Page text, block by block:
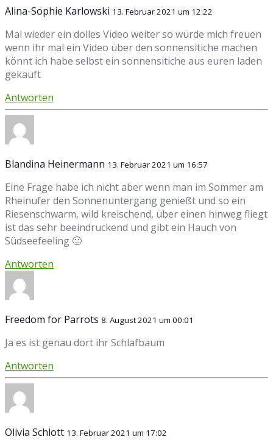
Alina-Sophie Karlowski 13. Februar 2021 um 12:22
Mal wieder ein dolles Video weiter so würde mich freuen
wenn ihr mal ein Video über den sonnensitiche machen
könnt ich habe selbst ein sonnensitiche aus euren laden
gekauft
Antworten
Blandina Heinermann 13. Februar 2021 um 16:57
Eine Frage habe ich nicht aber wenn man im Sommer am
Rheinufer den Sonnenuntergang genießt und so ein
Riesenschwarm, wild kreischend, über einen hinweg fliegt
ist das sehr beeindruckend und gibt ein Hauch von
Südseefeeling 🙂
Antworten
Freedom for Parrots 8. August 2021 um 00:01
Ja es ist genau dort ihr Schlafbaum
Antworten
Olivia Schlott 13. Februar 2021 um 17:02